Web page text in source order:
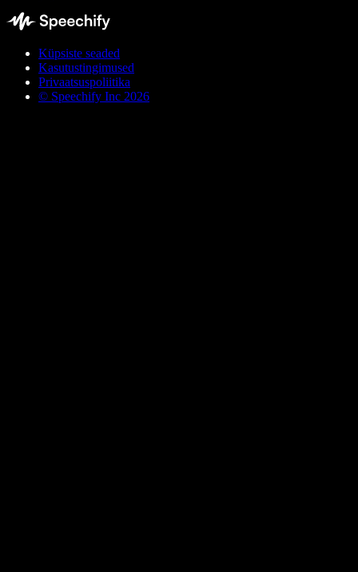
Küpsiste seaded
Kasutustingimused
Privaatsuspoliitika
© Speechify Inc 2026